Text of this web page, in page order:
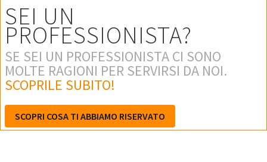
SEI UN
PROFESSIONISTA?
SE SEI UN PROFESSIONISTA CI SONO
MOLTE RAGIONI PER SERVIRSI DA NOI.
SCOPRILE SUBITO!
SCOPRI COSA TI ABBIAMO RISERVATO